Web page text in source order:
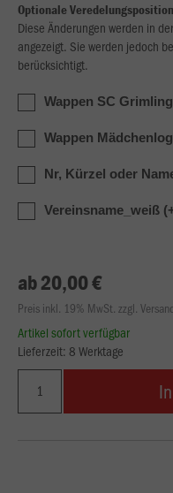
Optionale
Diese Änderungen werden in
angezeigt. Sie werden jedoch
berücksichtigt.
Wappen SC
Wappen
Nr, Kürzel oder
Vereinsname_weiß
ab 20,00 €
Preis inkl. 19% MwSt. zzgl.
Artikel sofort verfügbar
Lieferzeit: 8 Werktage